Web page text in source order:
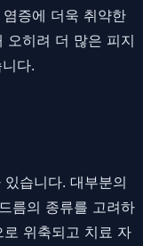
증에 더욱 취약한
오히려 더 많은 피지
다.
습니다. 대부분의
름의 종류를 고려하
위축되고 치료 자